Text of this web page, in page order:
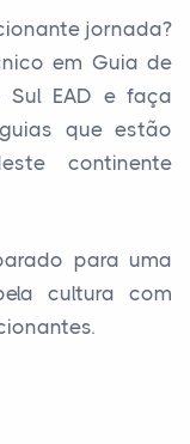
jornada?
em Guia de
Sul EAD e faça
que estão
continente
para uma
cultura com